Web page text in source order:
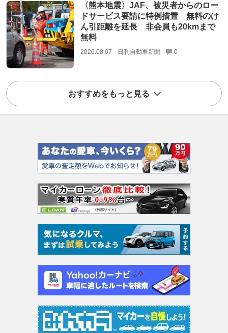
〈熊本地震〉JAF、被災者からのロー
ドサービス要請に特例措置 無料のけ
ん引距離を延長 非会員も20kmまで
無料
2026.08.07 日刊自動車新聞 0
おすすめをもっと見る